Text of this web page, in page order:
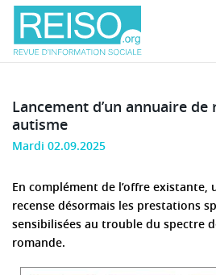
Lancement d’un annuaire de
autisme
Mardi 02.09.2025
En complément de l’offre
recense désormais les prestations
sensibilisées au trouble du spectre
romande.